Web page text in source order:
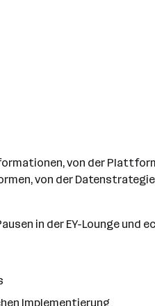
von der
von der
in der EY-Lounge und
Implementierung